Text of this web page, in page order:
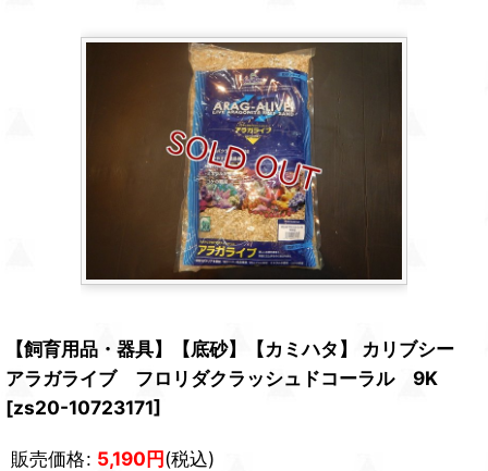
【飼育用品・器具】【底砂】【カミハタ】 カリブシー
アラガライブ フロリダクラッシュドコーラル 9K
[zs20-10723171]
販売価格: 5,190円(税込)